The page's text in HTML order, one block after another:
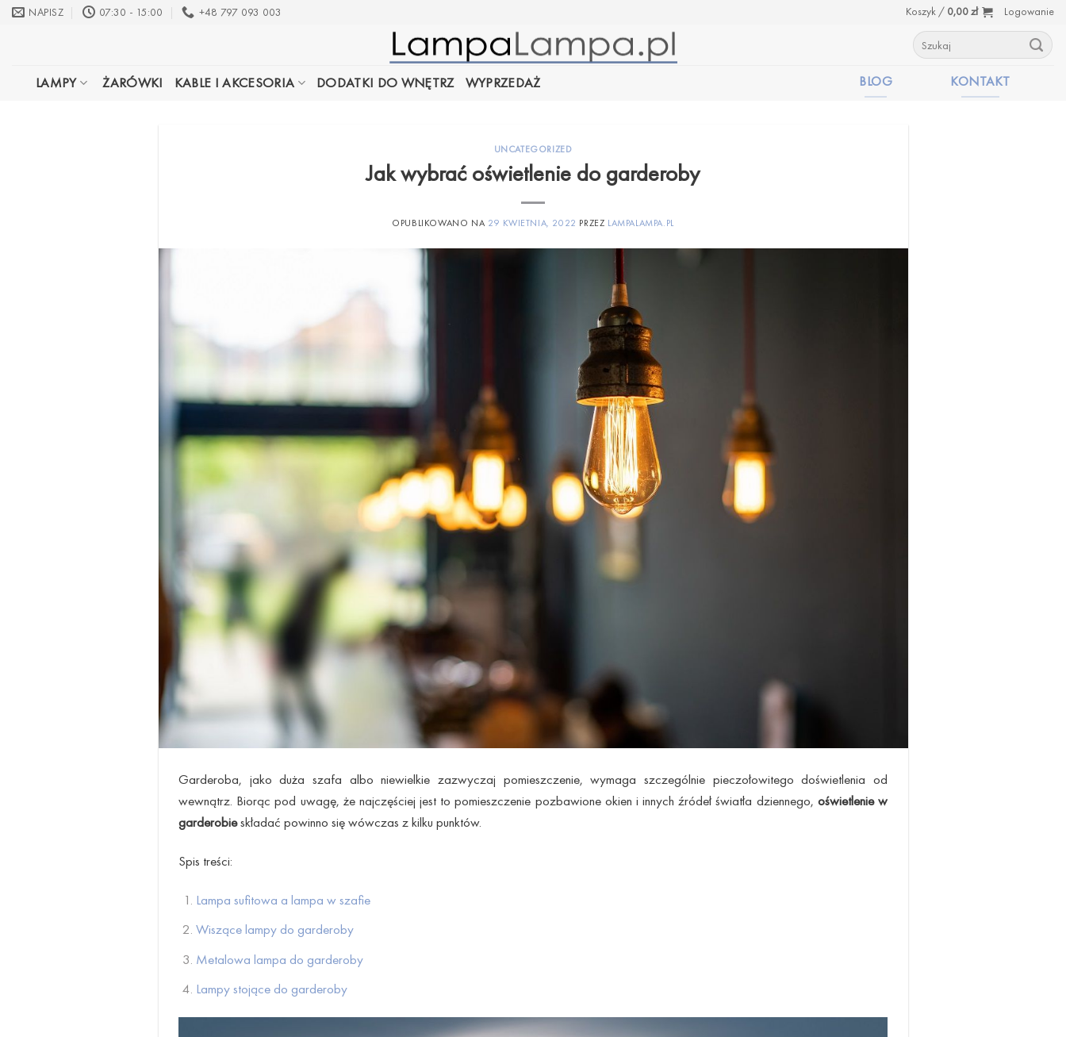
PrzewińNAPISZ 07:30 - 15:00 +48 797 093 003 Koszyk / 0,00zł
Logowanie
Szukaj:
LAMPY ŻARÓWKI KABLE I AKCESORIA DODATKI DO WNĘTRZ WYPRZEDAŻ BLOG KONTAKT
UNCATEGORIZED
Jak wybrać oświetlenie do garderoby
OPUBLIKOWANO NA 29 KWIETNIA, 2022 PRZEZ LAMPALAMPA.PL
Garderoba, jako duża szafa albo niewielkie zazwyczaj pomieszczenie, wymaga szczególnie pieczołowitego doświetlenia od
wewnątrz. Biorąc pod uwagę, że najczęściej jest to pomieszczenie pozbawione okien i innych źródeł światła dziennego, oświetlenie w
garderobieskładać powinno się wówczas z kilku punktów.
Spis treści:
Lampa sufitowa a lampa w szafie
Wiszące lampy do garderoby
Metalowa lampa do garderoby
Lampy stojące do garderoby